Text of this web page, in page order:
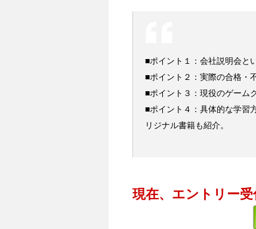
■ポイント１：会社説明会と
■ポイント２：実際の合格・
■ポイント３：現役のゲーム
■ポイント４：具体的な学習
リジナル書籍も紹介。
現在、エントリー受